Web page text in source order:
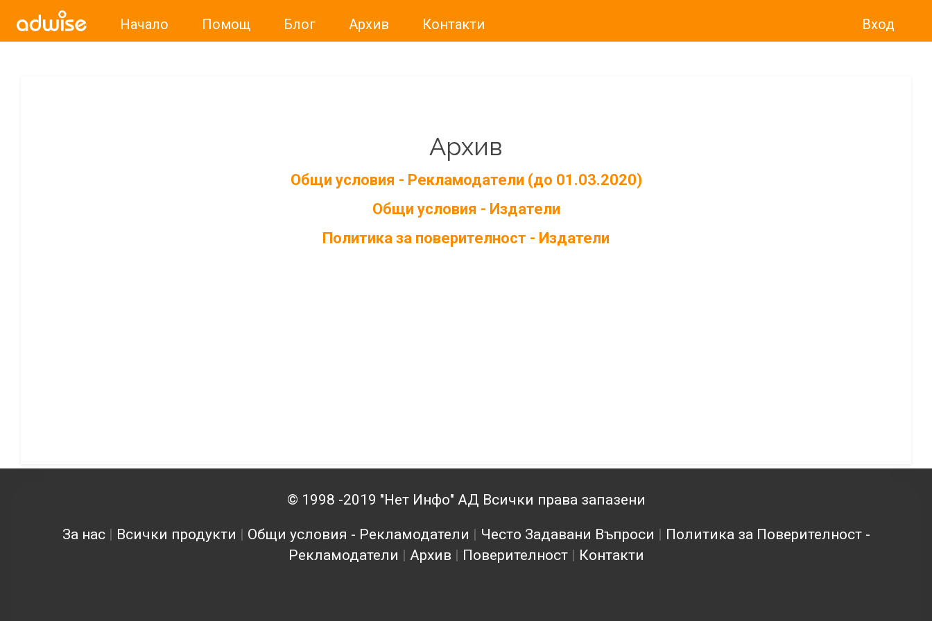
Начало Помощ Блог Архив Контакти Вход
Архив
Общи условия - Рекламодатели (до 01.03.2020)
Общи условия - Издатели
Политика за поверителност - Издатели
© 1998 -2019 "Нет Инфо" АД Всички права запазени
За нас| Всички продукти | Общи условия - Рекламодатели | Често Задавани Въпроси | Политика за Поверителност -
Рекламодатели | Архив | Поверителност| Контакти